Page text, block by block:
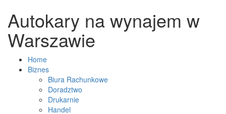
Autokary na wynajem w
Warszawie
Home
Biznes
Biura Rachunkowe
Doradztwo
Drukarnie
Handel